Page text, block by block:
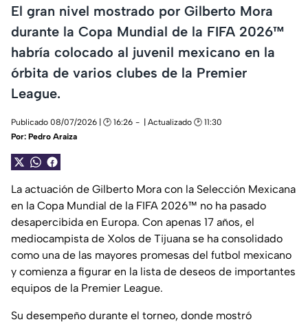
El gran nivel mostrado por Gilberto Mora
durante la Copa Mundial de la FIFA 2026™
habría colocado al juvenil mexicano en la
órbita de varios clubes de la Premier
League.
Publicado 08/07/2026 | 🕑 16:26
| Actualizado 🕑 11:30
Por: Pedro Araiza
La actuación de Gilberto Mora con la Selección Mexicana
en la Copa Mundial de la FIFA 2026™ no ha pasado
desapercibida en Europa. Con apenas 17 años, el
mediocampista de Xolos de Tijuana se ha consolidado
como una de las mayores promesas del futbol mexicano
y comienza a figurar en la lista de deseos de importantes
equipos de la Premier League.
Su desempeño durante el torneo, donde mostró